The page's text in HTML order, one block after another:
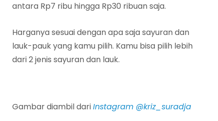
antara Rp7 ribu hingga Rp30 ribuan saja.
Harganya sesuai dengan apa saja sayuran dan
lauk-pauk yang kamu pilih. Kamu bisa pilih lebih
dari 2 jenis sayuran dan lauk.
Gambar diambil dariInstagram @kriz_suradja